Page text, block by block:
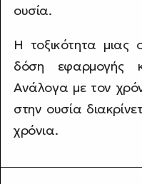
ουσία.
Η τοξικότητα μιας
δόση εφαρμογής
Ανάλογα με τον
στην ουσία
χρόνια.